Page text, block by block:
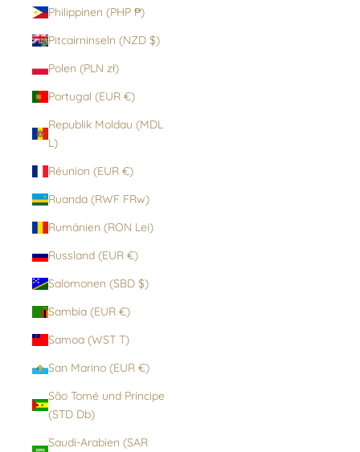
Philippinen (PHP ₱)
Pitcairninseln (NZD $)
Polen (PLN zł)
Portugal (EUR €)
Republik Moldau (MDL
L)
Réunion (EUR €)
Ruanda (RWF FRw)
Rumänien (RON Lei)
Russland (EUR €)
Salomonen (SBD $)
Sambia (EUR €)
Samoa (WST T)
San Marino (EUR €)
São Tomé und Príncipe
(STD Db)
Saudi-Arabien (SAR